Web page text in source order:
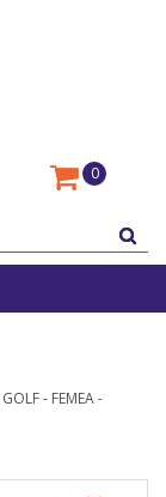
0
- FEMEA -